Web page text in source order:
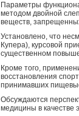
Параметры
методом двойной
веществ,
Установлено, что
Купера), курсовой
существенном
Кроме того,
восстановления
принимавших
Обсуждаются
медицины в качестве